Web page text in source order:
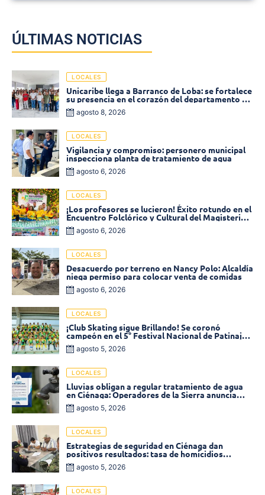
ÚLTIMAS NOTICIAS
LOCALES
Unicaribe llega a Barranco de Loba: se fortalece
su presencia en el corazón del departamento de
Bolívar
agosto 8, 2026
LOCALES
Vigilancia y compromiso: personero municipal
inspecciona planta de tratamiento de agua
agosto 6, 2026
LOCALES
¡Los profesores se lucieron! Éxito rotundo en el
Encuentro Folclórico y Cultural del Magisterio
2026 en Ciénaga
agosto 6, 2026
LOCALES
Desacuerdo por terreno en Nancy Polo: Alcaldía
niega permiso para colocar venta de comidas
agosto 6, 2026
LOCALES
¡Club Skating sigue Brillando! Se coronó
campeón en el 5° Festival Nacional de Patinaje
«Soledad sobre Ruedas»
agosto 5, 2026
LOCALES
Lluvias obligan a regular tratamiento de agua
en Ciénaga: Operadores de la Sierra anuncia
baja presión en varios sectores
agosto 5, 2026
LOCALES
Estrategias de seguridad en Ciénaga dan
positivos resultados: tasa de homicidios
disminuyó un 58% en 2026
agosto 5, 2026
LOCALES